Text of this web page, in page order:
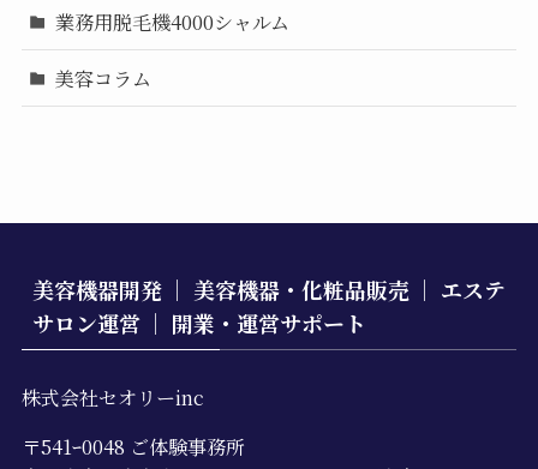
業務用脱毛機4000シャルム
美容コラム
美容機器開発 ｜ 美容機器・化粧品販売 ｜ エステ
サロン運営 ｜ 開業・運営サポート
株式会社セオリーinc
〒541ｰ0048 ご体験事務所